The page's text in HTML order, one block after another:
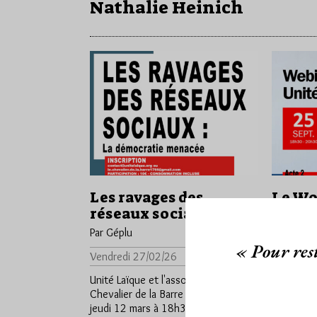
Nathalie Heinich
Les ravages des
réseaux sociaux
Par Géplu
Vendredi 27/02/26
Lu 264 fois
Unité Laïque et l'association Le
Chevalier de la Barre organisent le
jeudi 12 mars à 18h30 au Café Le
Le
« Pour